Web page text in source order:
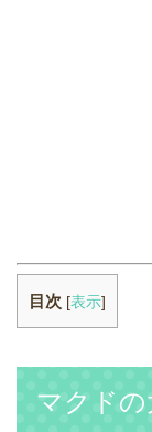
目次 [表示]
マクド